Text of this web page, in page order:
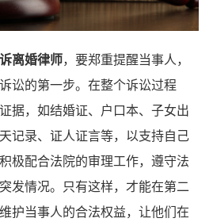
离婚律师，要郑重提醒当事人，
讼的第一步。在整个诉讼过程
据，如结婚证、户口本、子女出
记录、证人证言等，以支持自己
极配合法院的审理工作，遵守法
发情况。只有这样，才能在第二
护当事人的合法权益，让他们在